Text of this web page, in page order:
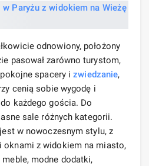
odnowiony, położony
pasował zarówno turystom,
spacery izwiedzanie,
cenią sobie wygodę i
każdego gościa. Do
sale różnych kategorii.
w nowoczesnym stylu, z
oknami z widokiem na miasto,
modne dodatki,